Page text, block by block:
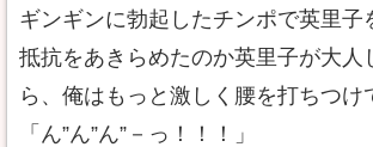
ギンギンに勃起したチンポで英里子
抵抗をあきらめたのか英里子が大人
ら、俺はもっと激しく腰を打ちつけ
「ん”ん”ん”－っ！！！」